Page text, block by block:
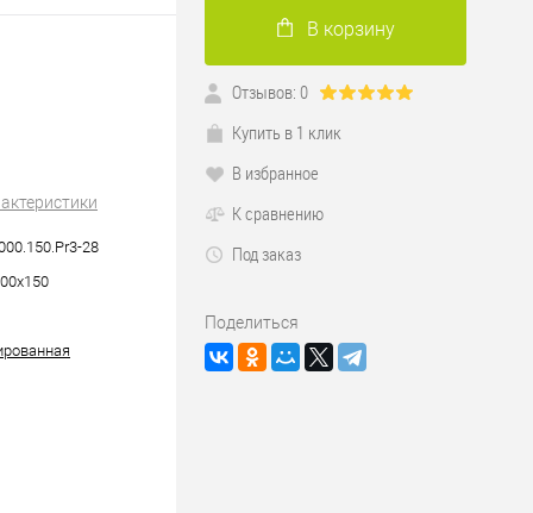
28
В корзину
Отзывов: 0
Купить в 1 клик
В избранное
К сравнению
Под заказ
Поделиться